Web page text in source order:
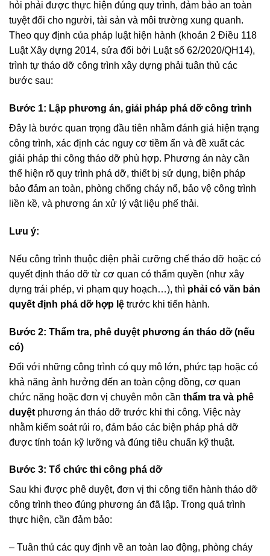
hỏi phải được thực hiện đúng quy trình, đảm bảo an toàn
tuyệt đối cho người, tài sản và môi trường xung quanh.
Theo quy định của pháp luật hiện hành (khoản 2 Điều 118
Luật Xây dựng 2014, sửa đổi bởi Luật số 62/2020/QH14),
trình tự tháo dỡ công trình xây dựng phải tuân thủ các
bước sau:
Bước 1: Lập phương án, giải pháp phá dỡ công trình
Đây là bước quan trọng đầu tiên nhằm đánh giá hiện trạng
công trình, xác định các nguy cơ tiềm ẩn và đề xuất các
giải pháp thi công tháo dỡ phù hợp. Phương án này cần
thể hiện rõ quy trình phá dỡ, thiết bị sử dụng, biện pháp
bảo đảm an toàn, phòng chống cháy nổ, bảo vệ công trình
liền kề, và phương án xử lý vật liệu phế thải.
Lưu ý:
Nếu công trình thuộc diện phải cưỡng chế tháo dỡ hoặc có
quyết định tháo dỡ từ cơ quan có thẩm quyền (như xây
dựng trái phép, vi phạm quy hoạch…), thì phải có văn bản
quyết định phá dỡ hợp lệ trước khi tiến hành.
Bước 2: Thẩm tra, phê duyệt phương án tháo dỡ (nếu
có)
Đối với những công trình có quy mô lớn, phức tạp hoặc có
khả năng ảnh hưởng đến an toàn cộng đồng, cơ quan
chức năng hoặc đơn vị chuyên môn cần thẩm tra và phê
duyệt phương án tháo dỡ trước khi thi công. Việc này
nhằm kiểm soát rủi ro, đảm bảo các biện pháp phá dỡ
được tính toán kỹ lưỡng và đúng tiêu chuẩn kỹ thuật.
Bước 3: Tổ chức thi công phá dỡ
Sau khi được phê duyệt, đơn vị thi công tiến hành tháo dỡ
công trình theo đúng phương án đã lập. Trong quá trình
thực hiện, cần đảm bảo:
– Tuân thủ các quy định về an toàn lao động, phòng cháy